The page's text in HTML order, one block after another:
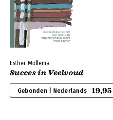
Esther Mollema
Succes in Veelvoud
Gebonden | Nederlands 19,95